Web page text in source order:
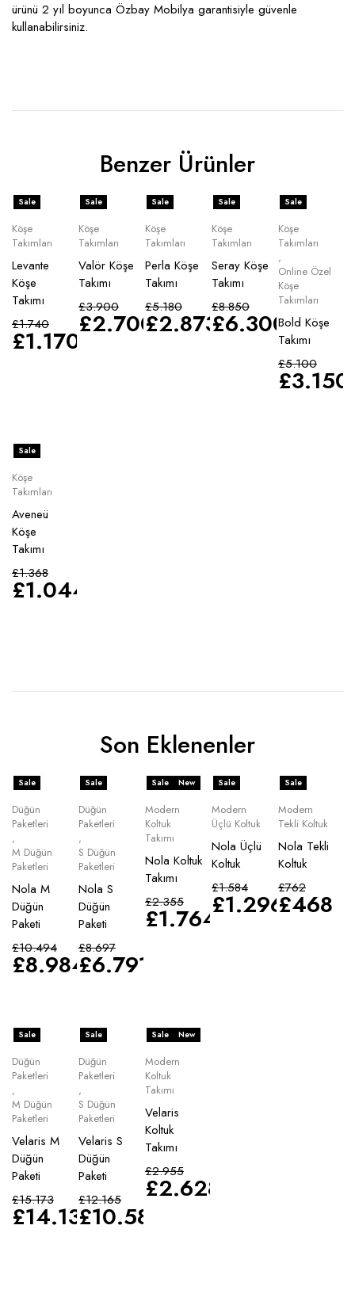
ürünü 2 yıl boyunca Özbay Mobilya garantisiyle güvenle
kullanabilirsiniz.
Benzer Ürünler
Sale
Köşe
Takımları
Levante
Köşe
Takımı
£1.740
£1.170
Sale
Köşe
Takımları
Valör Köşe
Takımı
£3.900
£2.700
Sale
Köşe
Takımları
Perla Köşe
Takımı
£5.180
£2.873
Sale
Köşe
Takımları
Seray Köşe
Takımı
£8.850
£6.300
Sale
Köşe
Takımları
,
Online Özel
Köşe
Takımları
Bold Köşe
Takımı
£5.100
£3.150
Sale
Köşe
Takımları
Aveneü
Köşe
Takımı
£1.368
£1.044
Son Eklenenler
Sale
Düğün
Paketleri
,
M Düğün
Paketleri
Nola M
Düğün
Paketi
£10.494
£8.984
Sale
Düğün
Paketleri
,
S Düğün
Paketleri
Nola S
Düğün
Paketi
£8.697
£6.791
Sale New
Modern
Koltuk
Takımı
Nola Koltuk
Takımı
£2.355
£1.764
Sale
Modern
Üçlü Koltuk
Nola Üçlü
Koltuk
£1.584
£1.296
Sale
Modern
Tekli Koltuk
Nola Tekli
Koltuk
£762
£468
Sale
Düğün
Paketleri
,
M Düğün
Paketleri
Velaris M
Düğün
Paketi
£15.173
£14.135
Sale
Düğün
Paketleri
,
S Düğün
Paketleri
Velaris S
Düğün
Paketi
£12.165
£10.583
Sale New
Modern
Koltuk
Takımı
Velaris
Koltuk
Takımı
£2.955
£2.628